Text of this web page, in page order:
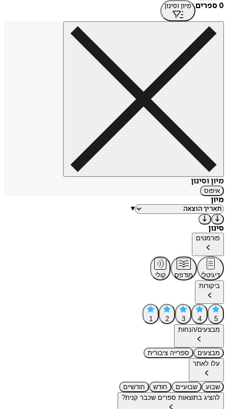
0 ספרים מיון וסינון
מיון וסינון
איפוס
מיון
▾
סינון
פורמטים
דיגיטלי מודפס
קולי
ביקורות
5
4
3
2
1
מבצעים/הנחות
מבצעים
ספרייה ציבורית
עלו לאתר
שבוע שבועיים חודש
חודשיים
להציג בתוצאות ספרים שכבר קנית?